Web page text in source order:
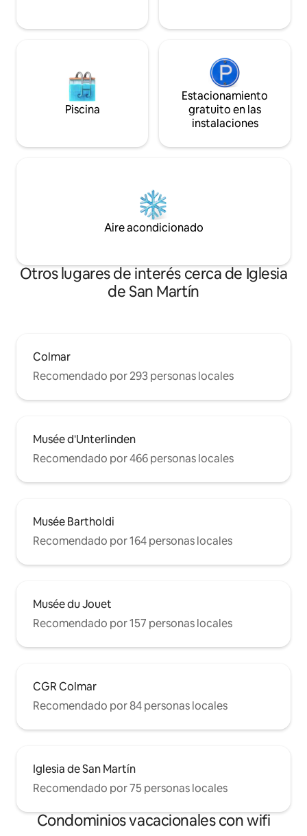
Piscina
Estacionamiento
gratuito en las
instalaciones
Aire acondicionado
Otros lugares de interés cerca de Iglesia
de San Martín
Colmar
Recomendado por 293 personas locales
Musée d'Unterlinden
Recomendado por 466 personas locales
Musée Bartholdi
Recomendado por 164 personas locales
Musée du Jouet
Recomendado por 157 personas locales
CGR Colmar
Recomendado por 84 personas locales
Iglesia de San Martín
Recomendado por 75 personas locales
Condominios vacacionales con wifi